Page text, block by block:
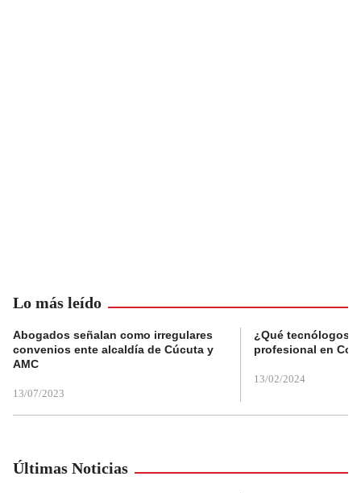
Lo más leído
Abogados señalan como irregulares
convenios ente alcaldía de Cúcuta y
AMC
13/07/2023
¿Qué tecnólogos
profesional en
13/02/2024
Últimas Noticias